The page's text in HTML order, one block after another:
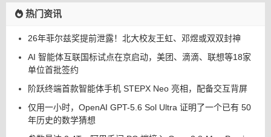
热门资讯
26年菲尔兹奖提前泄露！北大校友王虹、邓煜或双双封神
AI 智能体互联国标试点在京启动，美团、滴滴、联想等18家
单位首批签约
阶跃终端首款智能体手机 STEPX Neo 亮相，配备交互背屏
仅用一小时，OpenAI GPT-5.6 Sol Ultra 证明了一个已有 50
年历史的数学猜想